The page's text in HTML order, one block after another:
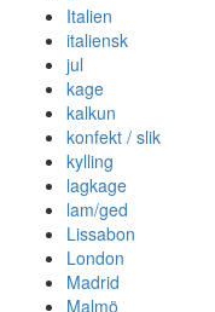
Italien
italiensk
jul
kage
kalkun
konfekt / slik
kylling
lagkage
lam/ged
Lissabon
London
Madrid
Malmö